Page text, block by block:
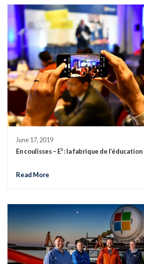
June 17, 2019
En coulisses – E² : la fabrique de
Read More